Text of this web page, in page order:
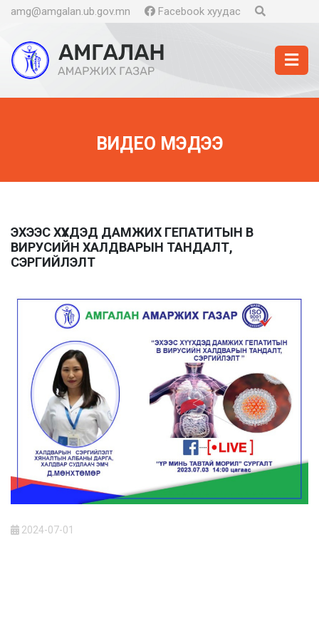
amg@amgalan.ub.gov.mn Facebook хуудас
ВИДЕО МЭДЭЭ
ЭХЭЭС ХҮҮХДЭД ДАМЖИХ ГЕПАТИТЫН В
ВИРУСИЙН ХАЛДВАРЫН ТАНДАЛТ,
СЭРГИЙЛЭЛТ
2024-07-01